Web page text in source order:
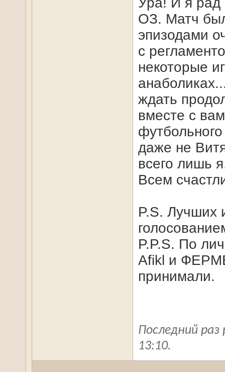
ОЗ. Матч
эпизодами
с
некоторые
ждать
вместе с
даже не
всего лишь
Всем
P.S. Лучших
P.P.S. По
Afikl и
принимали.
Последний раз
13:10.